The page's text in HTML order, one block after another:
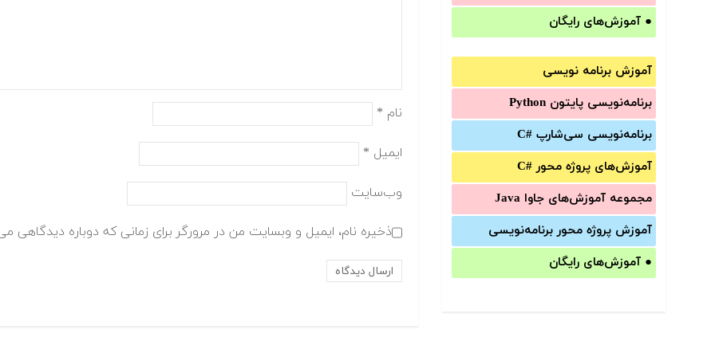
● آموزش‌های رایگان
آموزش برنامه نویسی
برنامه‌نویسی پایتون Python
برنامه‌‌نویسی سی‌شارپ C#‎
آموزش‌های پروژه محور #C
مجموعه آموزش‌های جاوا Java
آموزش‌ پروژه محور برنامه‌نویسی
● آموزش‌های رایگان
نام *
ایمیل *
وب‌سایت
ذخیره نام، ایمیل و وبسایت من در مرورگر برای زمانی که دوباره دیدگاهی